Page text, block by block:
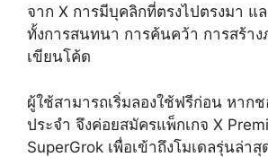
จาก X การมีบุคลิกที่ตรงไปตรงมา แ
ทั้งการสนทนา การค้นคว้า การสร้าง
เขียนโค้ด
ผู้ใช้สามารถเริ่มลองใช้ฟรีก่อน หาก
ประจำ จึงค่อยสมัครแพ็กเกจ X
SuperGrok เพื่อเข้าถึงโมเดลรุ่นล่า